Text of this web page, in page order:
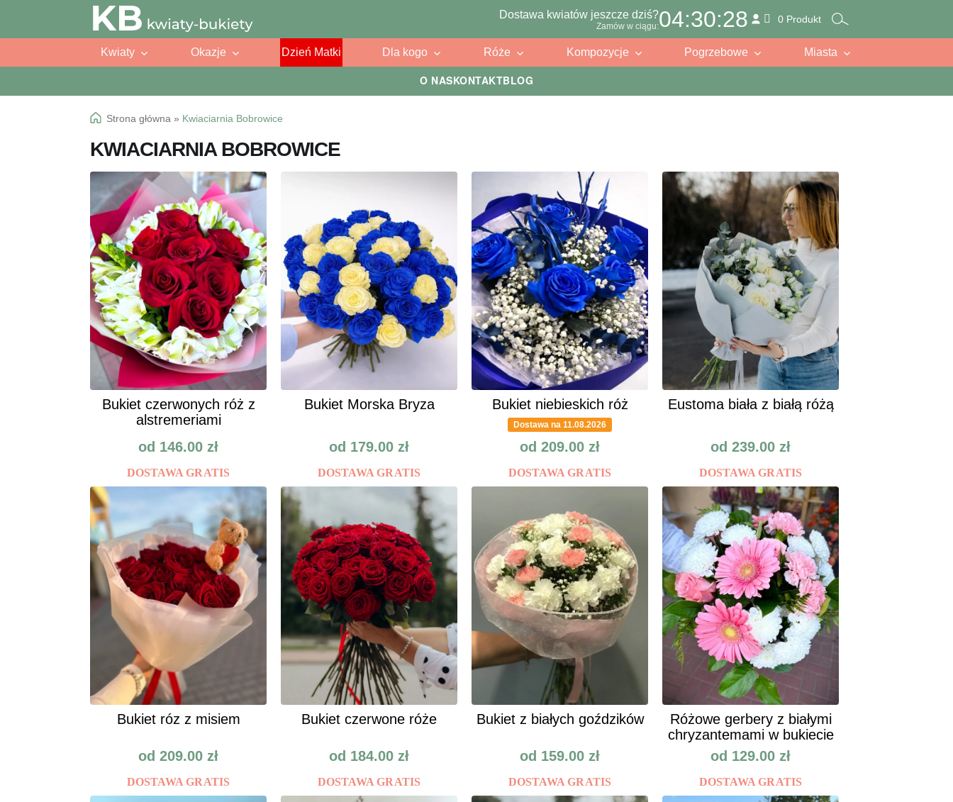
O NASKONTAKTBLOG
Przejdź
do
Przejdź
do
Dostawa kwiatów jeszcze dziś?
Zamów w ciągu:04:30:26 0 Produkt
Kwiaty Okazje Dzień Matki Dla kogo Róże Kompozycje Pogrzebowe Miasta
Strona główna » Kwiaciarnia Bobrowice
KWIACIARNIA BOBROWICE
Bukiet czerwonych róż z
alstremeriami
od 146.00 zł
DOSTAWA GRATIS
Bukiet Morska Bryza
od 179.00 zł
DOSTAWA GRATIS
Bukiet niebieskich róż
Dostawa na 11.08.2026
od 209.00 zł
DOSTAWA GRATIS
Eustoma biała z białą różą
od 239.00 zł
DOSTAWA GRATIS
Bukiet róz z misiem
od 209.00 zł
DOSTAWA GRATIS
Bukiet czerwone róże
od 184.00 zł
DOSTAWA GRATIS
Bukiet z białych goździków
od 159.00 zł
DOSTAWA GRATIS
Różowe gerbery z białymi
chryzantemami w bukiecie
od 129.00 zł
DOSTAWA GRATIS